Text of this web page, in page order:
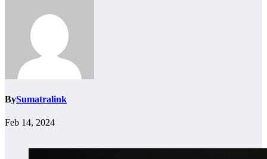
BySumatralink
Feb 14, 2024